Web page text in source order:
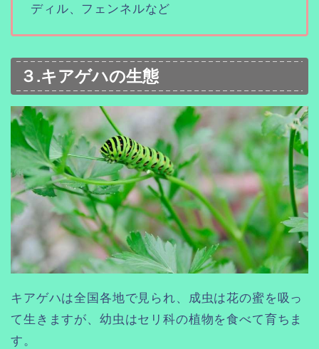
ディル、フェンネルなど
３.キアゲハの生態
キアゲハは全国各地で見られ、成虫は花の蜜を吸っ
て生きますが、幼虫はセリ科の植物を食べて育ちま
す。